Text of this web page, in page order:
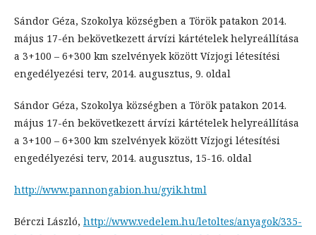
Sándor Géza, Szokolya községben a Török patakon 2014.
május 17-én bekövetkezett árvízi kártételek helyreállítása
a 3+100 – 6+300 km szelvények között Vízjogi létesítési
engedélyezési terv, 2014. augusztus, 9. oldal
Sándor Géza, Szokolya községben a Török patakon 2014.
május 17-én bekövetkezett árvízi kártételek helyreállítása
a 3+100 – 6+300 km szelvények között Vízjogi létesítési
engedélyezési terv, 2014. augusztus, 15-16. oldal
http://www.pannongabion.hu/gyik.html
Bérczi László, http://www.vedelem.hu/letoltes/anyagok/335-